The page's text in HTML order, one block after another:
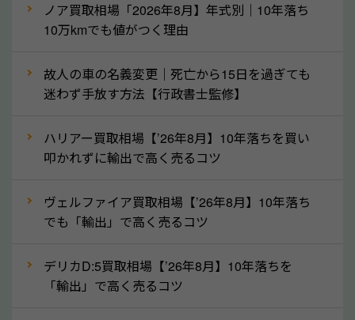
産車は高く買取が可能です。「廃車＝買取できない」
なら廃車の車も適正価格で買取できます。他社で買取
拒否となった車も価格がつく可能性があるので、諦め
でも高価買取が可能なケースは珍しくないため、まず
はWebで簡単にできる無料査定をお試しください。
実績」で確認できます。
⑤車内の簡単な清掃で買取価格アップも！
しばらく乗っていない車は、車内のシートや座席の下
が汚れていることも多いです。シミや汚れが付着して
ノア買取相場「2026年8月】年式別｜10年落ち
10万kmでも値がつく理由
故人の車の名義変更｜死亡から15日を過ぎても
迷わず手放す方法【行政書士監修】
ハリアー買取相場【’26年8月】10年落ちを買い
叩かれずに輸出で高く売るコツ
ヴェルファイア買取相場【’26年8月】10年落ち
でも「輸出」で高く売るコツ
デリカD:5買取相場【’26年8月】10年落ちを
「輸出」で高く売るコツ